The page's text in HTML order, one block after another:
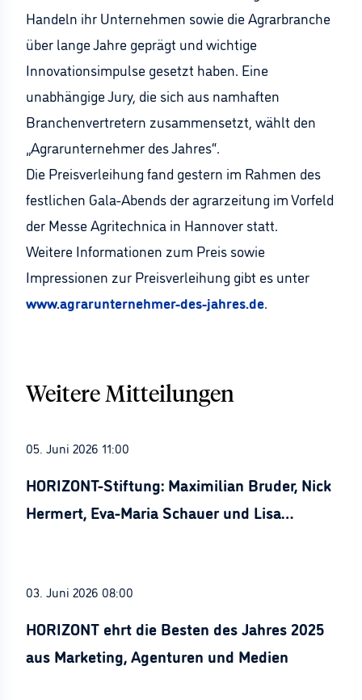
Handeln ihr Unternehmen sowie die Agrarbranche
über lange Jahre geprägt und wichtige
Innovationsimpulse gesetzt haben. Eine
unabhängige Jury, die sich aus namhaften
Branchenvertretern zusammensetzt, wählt den
„Agrarunternehmer des Jahres“.
Die Preisverleihung fand gestern im Rahmen des
festlichen Gala-Abends der agrarzeitung im Vorfeld
der Messe Agritechnica in Hannover statt.
Weitere Informationen zum Preis sowie
Impressionen zur Preisverleihung gibt es unter
www.agrarunternehmer-des-jahres.de.
Weitere Mitteilungen
05. Juni 2026 11:00
HORIZONT-Stiftung: Maximilian Bruder, Nick
Hermert, Eva-Maria Schauer und Lisa
03. Juni 2026 08:00
HORIZONT ehrt die Besten des Jahres 2025
aus Marketing, Agenturen und Medien